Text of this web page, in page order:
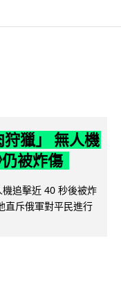
獵」 無人機
被炸傷
追擊近 40 秒後被炸
直斥俄軍對平民進行